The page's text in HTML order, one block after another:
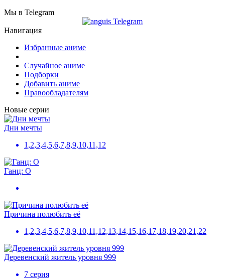
Мы в Telegram
Навигация
Избранные аниме
Случайное аниме
Подборки
Добавить аниме
Правообладателям
Новые серии
Дни мечты
1,2,3,4,5,6,7,8,9,10,11,12
Ганц: О
Причина полюбить её
1,2,3,4,5,6,7,8,9,10,11,12,13,14,15,16,17,18,19,20,21,22
Деревенский житель уровня 999
7 серия